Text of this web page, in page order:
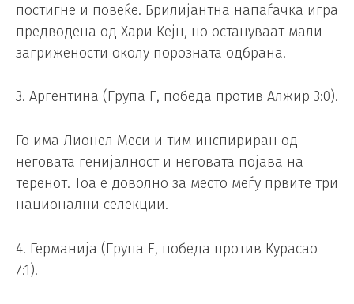
постигне и повеќе. Брилијантна напаѓачка игра
предводена од Хари Кејн, но остануваат мали
загрижености околу порозната одбрана.
3. Аргентина (Група Г, победа против Алжир 3:0).
Го има Лионел Меси и тим инспириран од
неговата генијалност и неговата појава на
теренот. Тоа е доволно за место меѓу првите три
национални селекции.
4. Германија (Група Е, победа против Курасао
7:1).